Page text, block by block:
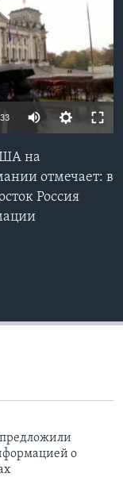
на
отмечает: в
Россия
о